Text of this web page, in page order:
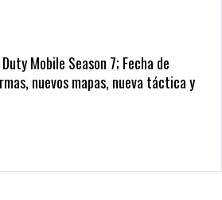
Mobile Season 7; Fecha de
nuevos mapas, nueva táctica y
of Duty 2021 aparentemente ya fue